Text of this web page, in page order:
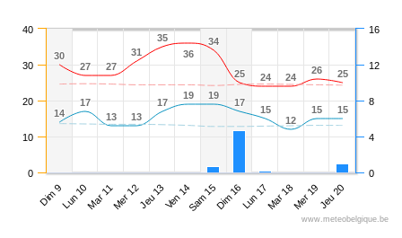
30
30
27
27 27
27
31
31
35
35
36
36
34
34
25
25 24
24 24
24
26
26 25
25
14
14
17
17
13
13 13
13
17
17
19
19 19
19
17
17
15
15
12
12
15
15 15
15
Dim 9Lun 10Mar 11Mer 12Jeu 13Ven 14Sam 15Dim 16Lun 17Mar 18Mer 19Jeu 20
0
10
20
30
40
0
4
8
12
16
www.meteobelgique.be